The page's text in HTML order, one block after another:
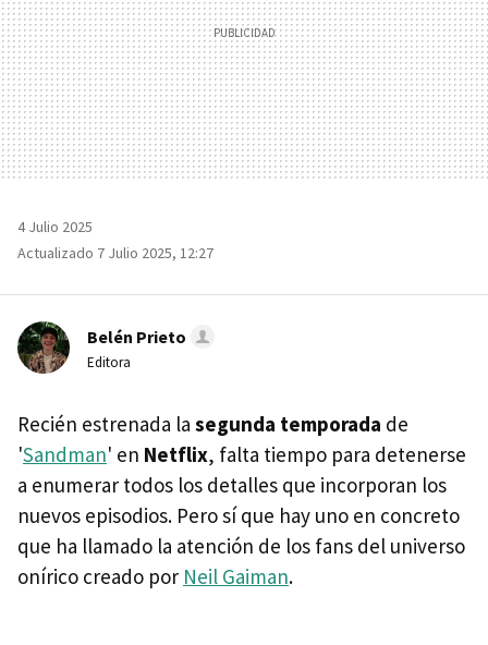
4 Julio 2025
Actualizado 7 Julio 2025, 12:27
Belén Prieto
Editora
Recién estrenada la segunda temporada de
'Sandman' en Netflix, falta tiempo para detenerse
a enumerar todos los detalles que incorporan los
nuevos episodios. Pero sí que hay uno en concreto
que ha llamado la atención de los fans del universo
onírico creado por Neil Gaiman.